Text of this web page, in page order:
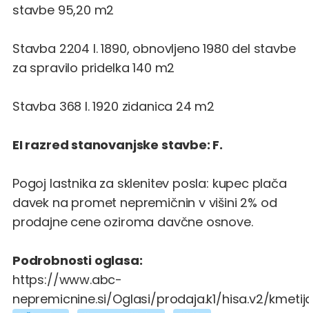
stavbe 95,20 m2
Stavba 2204 l. 1890, obnovljeno 1980 del stavbe
za spravilo pridelka 140 m2
Stavba 368 l. 1920 zidanica 24 m2
EI razred stanovanjske stavbe: F.
Pogoj lastnika za sklenitev posla: kupec plača
davek na promet nepremičnin v višini 2% od
prodajne cene oziroma davčne osnove.
Podrobnosti oglasa:
https://www.abc-
nepremicnine.si/Oglasi/prodaja.k1/hisa.v2/